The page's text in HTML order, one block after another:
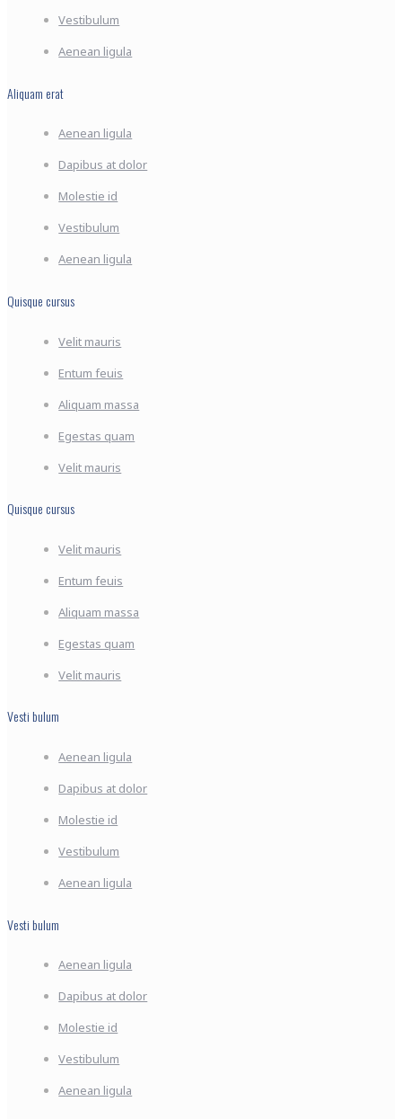
Vestibulum
Aenean ligula
Aliquam erat
Aenean ligula
Dapibus at dolor
Molestie id
Vestibulum
Aenean ligula
Quisque cursus
Velit mauris
Entum feuis
Aliquam massa
Egestas quam
Velit mauris
Quisque cursus
Velit mauris
Entum feuis
Aliquam massa
Egestas quam
Velit mauris
Vesti bulum
Aenean ligula
Dapibus at dolor
Molestie id
Vestibulum
Aenean ligula
Vesti bulum
Aenean ligula
Dapibus at dolor
Molestie id
Vestibulum
Aenean ligula